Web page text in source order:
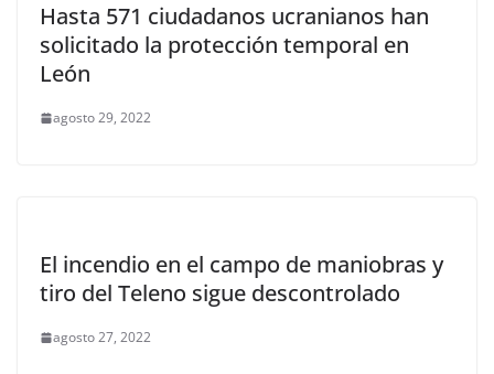
Hasta 571 ciudadanos ucranianos han
solicitado la protección temporal en
León
agosto 29, 2022
El incendio en el campo de maniobras y
tiro del Teleno sigue descontrolado
agosto 27, 2022